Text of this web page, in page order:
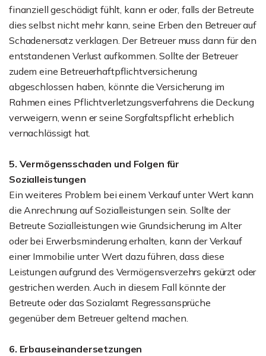
finanziell geschädigt fühlt, kann er oder, falls der Betreute
dies selbst nicht mehr kann, seine Erben den Betreuer auf
Schadenersatz verklagen. Der Betreuer muss dann für den
entstandenen Verlust aufkommen. Sollte der Betreuer
zudem eine Betreuerhaftpflichtversicherung
abgeschlossen haben, könnte die Versicherung im
Rahmen eines Pflichtverletzungsverfahrens die Deckung
verweigern, wenn er seine Sorgfaltspflicht erheblich
vernachlässigt hat.
5. Vermögensschaden und Folgen für
Sozialleistungen
Ein weiteres Problem bei einem Verkauf unter Wert kann
die Anrechnung auf Sozialleistungen sein. Sollte der
Betreute Sozialleistungen wie Grundsicherung im Alter
oder bei Erwerbsminderung erhalten, kann der Verkauf
einer Immobilie unter Wert dazu führen, dass diese
Leistungen aufgrund des Vermögensverzehrs gekürzt oder
gestrichen werden. Auch in diesem Fall könnte der
Betreute oder das Sozialamt Regressansprüche
gegenüber dem Betreuer geltend machen.
6. Erbauseinandersetzungen